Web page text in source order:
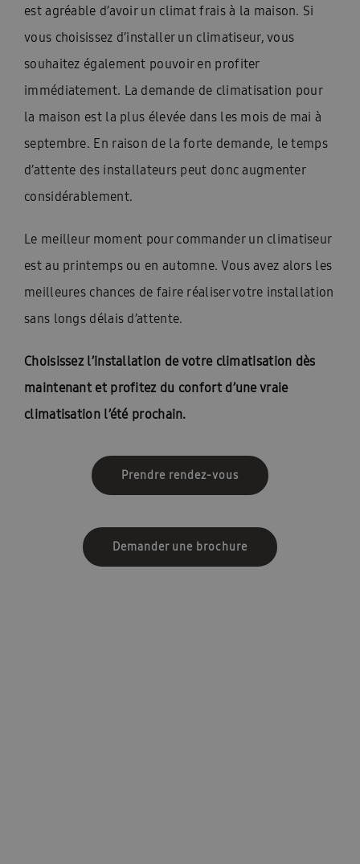
est agréable d’avoir un climat frais à la maison. Si
vous choisissez d’installer un climatiseur, vous
souhaitez également pouvoir en profiter
immédiatement. La demande de climatisation pour
la maison est la plus élevée dans les mois de mai à
septembre. En raison de la forte demande, le temps
d’attente des installateurs peut donc augmenter
considérablement.
Le meilleur moment pour commander un climatiseur
est au printemps ou en automne. Vous avez alors les
meilleures chances de faire réaliser votre installation
sans longs délais d’attente.
Choisissez l’installation de votre climatisation dès
maintenant et profitez du confort d’une vraie
climatisation l’été prochain.
Prendre rendez-vous
Demander une brochure